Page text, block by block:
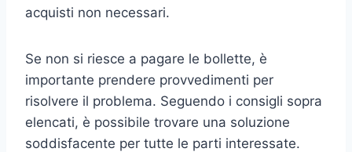
acquisti non necessari.
Se non si riesce a pagare le bollette, è
importante prendere provvedimenti per
risolvere il problema. Seguendo i consigli sopra
elencati, è possibile trovare una soluzione
soddisfacente per tutte le parti interessate.